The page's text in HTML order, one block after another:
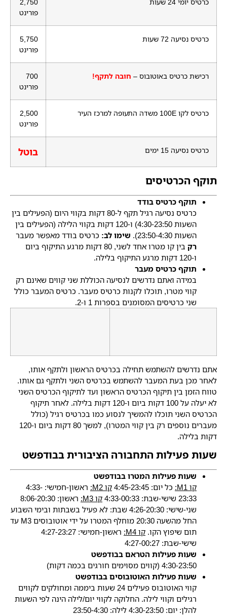
פורינט
כרטיס נסיעה 72 שעות
5,750
פורינט
רכישת כרטיס באוטובוס – חובה לתקף!
700
פורינט
כרטיס לקו 100E משדה התעופה למרכז העיר
2,500
פורינט
כרטיס נסיעה 15 ימים בוטל
תוקף הכרטיסים
תוקף כרטיס בודד
כרטיס נסיעה רגיל תקף ל-80 דקות בקווי היום (הפעילים בין
השעות 4:30-23:50) ו-120 דקות בקווי הלילה (הפעילים בין
השעות 23:50-4:30).
שימו לב: כרטיס בודד מאפשר מעבר
רק
בין קו מטרו אחד לשני, 80 דקות מרגע התיקוף ביום
ו-120 דקות מרגע התיקוף בלילה.
תוקף כרטיס מעבר
במידה ואתם נדרשים לנסיעה הכוללת שני קווים שאינם רק
קווי מטרו, תוכלו לקנות כרטיס מעבר. כרטיס המעבר כולל
שני כרטיסים המסומנים בספרות 1 ו-2.
אתם נדרשים להשתמש תחילה בכרטיס הראשון ולתקף אותו,
לאחר מכן בעת המעבר להשתמש בכרטיס השני ולתקף גם אותו.
טווח הזמן בין תיקוף הכרטיס הראשון ועד לתיקוף הכרטיס השני
לא יעלה על 100 דקות ביום ו-120 דקות בלילה. לאחר תיקוף
הכרטיס השני תוכלו להמשיך לנסוע כמו בכרטיס רגיל (כולל
מעברים נוספים רק בין קווי המטרו), למשך 80 דקות ביום ו-120
דקות בלילה.
שעות פעילות התחבורה הציבורית בבודפשט
שעות פעילות המטרו בבודפשט
קו M1:
כל יום: 4:45-23:45 קו M2:
ראשון-חמישי: 4:33-
23:33 שישי-שבת: 4:33-00:33
קו M3:
ראשון: 8:06-20:30
שני-שישי: 4:26-20:30 שבת: לא פעיל בשבתות ובימי השבוע
החל מהשעה 20:30 מוחלף המטרו על ידי אוטובוסים M3 עד
תום שיפוץ הקו. קו M4:
ראשון-חמישי: 4:27-23:27
שישי-שבת: 4:27-00:27
שעות פעילות הטראם בבודפשט
4:30-23:50 (קווים מסוימים חורגים בכמה דקות)
שעות פעילות האוטובוסים בבודפשט
קווי האוטובוס פעילים 24 שעות ביממה ומחולקים לקווים
רגילים וקווי לילה. החלוקה לקווי יום/לילה הינה לפי השעות
להלן: יום: 4:30-23:50 לילה: 23:50-4:30